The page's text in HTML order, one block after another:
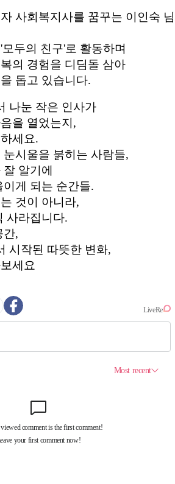
사회복지사를 꿈꾸는 이인숙 님
두의 친구'로 활동하며
의 경험을 디딤돌 삼아
돕고 있습니다.
나눈 작은 인사가
을 열었는지,
세요.
시울을 붉히는 사람들,
알기에
게 되는 순간들.
것이 아니라,
사라집니다.
간,
시작된 따뜻한 변화,
세요